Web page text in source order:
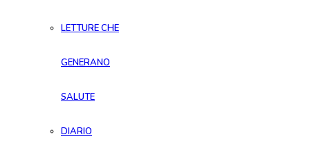
LETTURE CHE
GENERANO
SALUTE
DIARIO